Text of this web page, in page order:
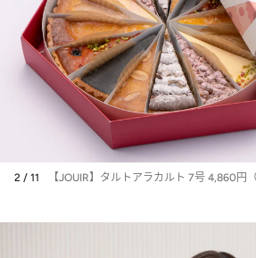
2 / 11 【JOUIR】タルトアラカルト 7号 4,860円